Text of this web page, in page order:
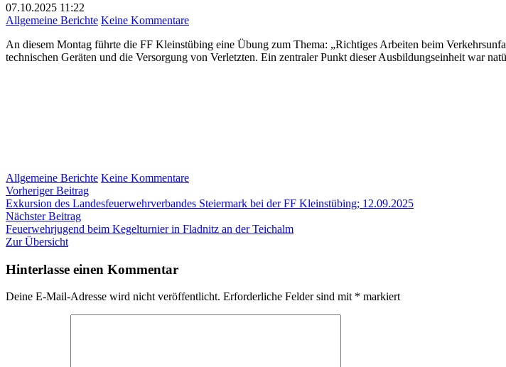
07.10.2025 11:22
Allgemeine Berichte Keine Kommentarezu
Technischer
Einsatz
An diesem Montag führte die FF Kleinstübing eine Übung zum Thema: „Richtiges Arbeiten beim
technischen Geräten und die Versorgung von Verletzten. Ein zentraler Punkt dieser Ausbildungseinheit war
Allgemeine Berichte Keine Kommentarezu
Technischer
–
Beitragsnavigation
Vorheriger BeitragVorheriger
Beitrag:
Exkursion des Landesfeuerwehrverbandes Steiermark bei der FF Kleinstübing; 12.09.2025
Nächster BeitragNächster
Beitrag:
Feuerwehrjugend beim Kegelturnier in Fladnitz an der Teichalm
Zur Übersicht
Hinterlasse einen Kommentar
Deine E-Mail-Adresse wird nicht veröffentlicht. Erforderliche Felder sind mit * markiert